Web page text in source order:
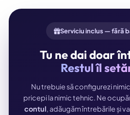
Serviciu inclus — fără
Tu ne dai doar
Restul îl
Nu trebuie să configurezi
pricepi la nimic tehnic. Ne
contul, adăugăm întrebările și